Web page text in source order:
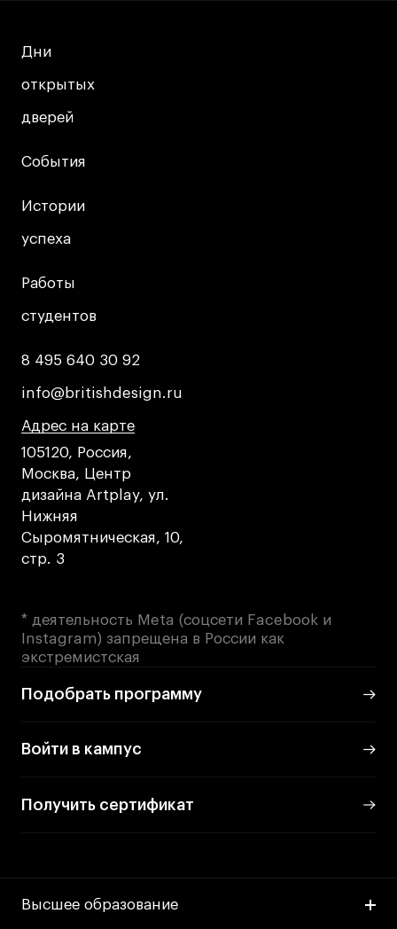
Новости
События
Лицензии и аккредитации
Ресурсы
Партнеры
Контакты
Условия поступления
Стоимость обучения
Иностранным студентам
График учебного года
Вопросы и ответы
Ассоциация выпускников
Центр карьеры
Конкурсы
Летние стажировки
Проекты студентов
«Живые» проекты
Участие в выставках
Дни
открытых
дверей
Дни
открытых
дверей
События
События
Истории
успеха
Истории
успеха
Работы
студентов
Работы
студентов
8 495 640 30 92
8 495 640 30 92
info@britishdesign.ru
info@britishdesign.ru
Адрес на карте
Адрес на карте
Адрес на карте
105120, Россия,
Москва, Центр
дизайна Artplay, ул.
Нижняя
Сыромятническая, 10,
стр. 3
* деятельность Meta (соцсети Facebook и
Instagram) запрещена в России как
экстремистская
Подобрать программу
Войти в кампус
Получить сертификат
Высшее образование